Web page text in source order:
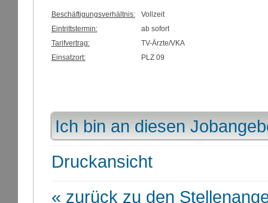
Beschäftigungsverhältnis:
Vollzeit
Eintrittstermin:
ab sofort
Tarifvertrag:
TV-Ärzte/VKA
Einsatzort:
PLZ 09
Ich bin an diesen
Druckansicht
« zurück zu den